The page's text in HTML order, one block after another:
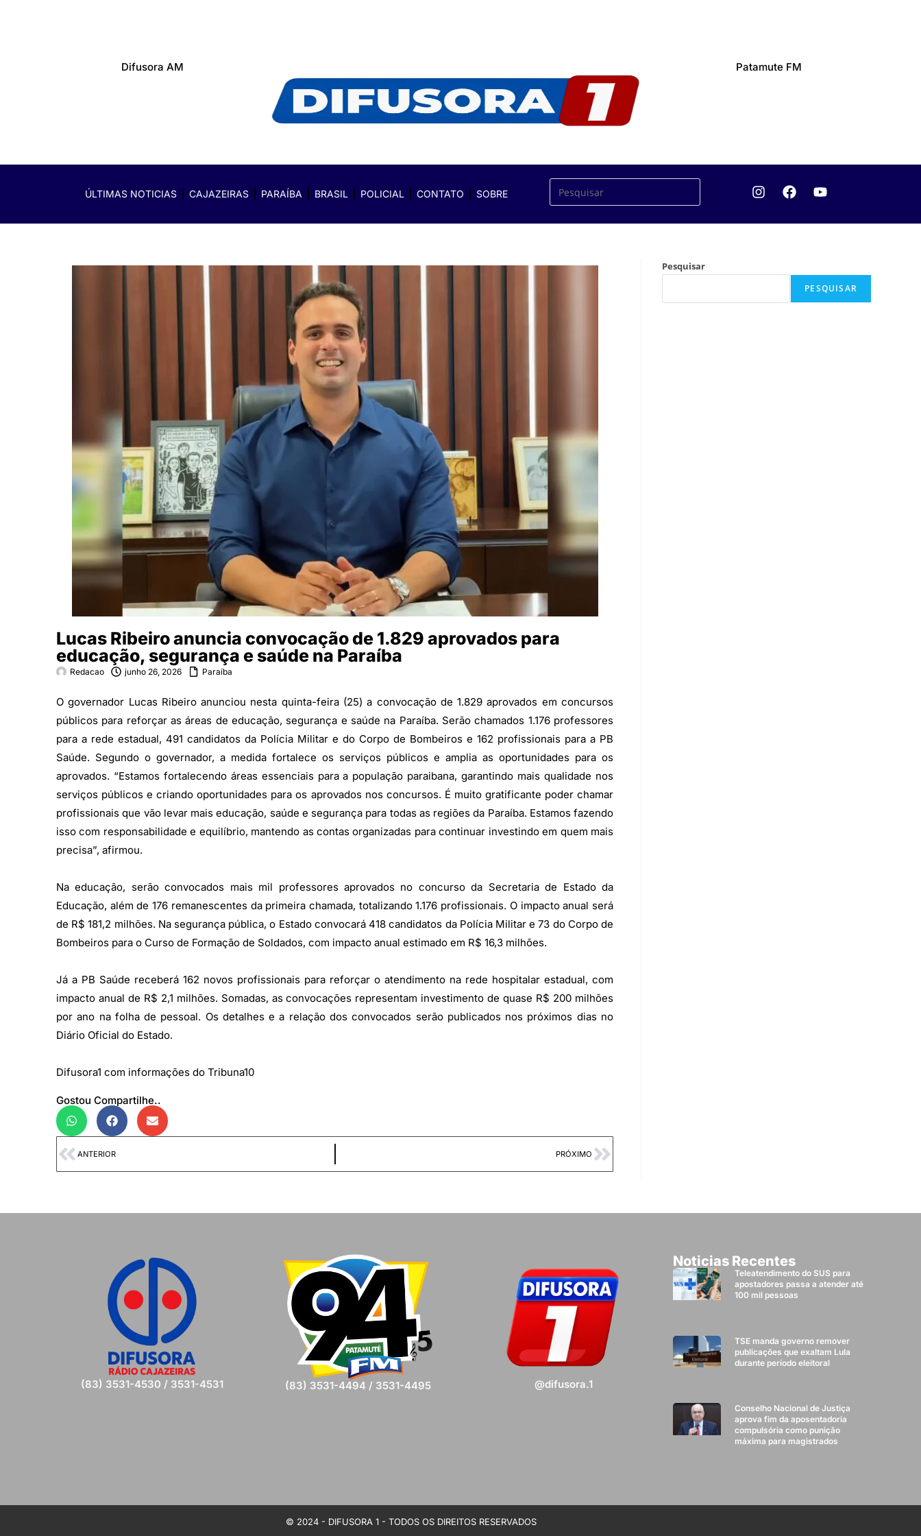
Difusora AM Patamute FM
ÚLTIMAS NOTICIAS CAJAZEIRAS PARAÍBA BRASIL POLICIAL CONTATO SOBRE
Lucas Ribeiro anuncia convocação de 1.829 aprovados para
educação, segurança e saúde na Paraíba
Redacao junho 26, 2026 Paraíba
O governador Lucas Ribeiro anunciou nesta quinta-feira (25) a convocação de 1.829 aprovados em concursos
públicos para reforçar as áreas de educação, segurança e saúde na Paraíba. Serão chamados 1.176 professores
para a rede estadual, 491 candidatos da Polícia Militar e do Corpo de Bombeiros e 162 profissionais para a PB
Saúde. Segundo o governador, a medida fortalece os serviços públicos e amplia as oportunidades para os
aprovados. “Estamos fortalecendo áreas essenciais para a população paraibana, garantindo mais qualidade nos
serviços públicos e criando oportunidades para os aprovados nos concursos. É muito gratificante poder chamar
profissionais que vão levar mais educação, saúde e segurança para todas as regiões da Paraíba. Estamos fazendo
isso com responsabilidade e equilíbrio, mantendo as contas organizadas para continuar investindo em quem mais
precisa”, afirmou.
Na educação, serão convocados mais mil professores aprovados no concurso da Secretaria de Estado da
Educação, além de 176 remanescentes da primeira chamada, totalizando 1.176 profissionais. O impacto anual será
de R$ 181,2 milhões. Na segurança pública, o Estado convocará 418 candidatos da Polícia Militar e 73 do Corpo de
Bombeiros para o Curso de Formação de Soldados, com impacto anual estimado em R$ 16,3 milhões.
Já a PB Saúde receberá 162 novos profissionais para reforçar o atendimento na rede hospitalar estadual, com
impacto anual de R$ 2,1 milhões. Somadas, as convocações representam investimento de quase R$ 200 milhões
por ano na folha de pessoal. Os detalhes e a relação dos convocados serão publicados nos próximos dias no
Diário Oficial do Estado.
Difusora1 com informações do Tribuna10
Gostou Compartilhe..
ANTERIOR PRÓXIMO
Pesquisar
PESQUISAR
(83) 3531-4530 / 3531-4531 (83) 3531-4494 / 3531-4495 @difusora.1
Noticias Recentes
Teleatendimento do SUS para
apostadores passa a atender até
100 mil pessoas
TSE manda governo remover
publicações que exaltam Lula
durante período eleitoral
Conselho Nacional de Justiça
aprova fim da aposentadoria
compulsória como punição
máxima para magistrados
© 2024 - DIFUSORA 1 - TODOS OS DIREITOS RESERVADOS